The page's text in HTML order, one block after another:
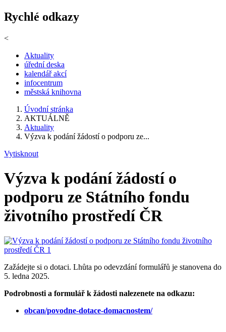
Rychlé odkazy
<
Aktuality
úřední deska
kalendář akcí
infocentrum
městská knihovna
Úvodní stránka
AKTUÁLNĚ
Aktuality
Výzva k podání žádostí o podporu ze...
Vytisknout
Výzva k podání žádostí o
podporu ze Státního fondu
životního prostředí ČR
Zažádejte si o dotaci. Lhůta po odevzdání formulářů je stanovena do
5. ledna 2025.
Podrobnosti a formulář k žádosti nalezenete na odkazu:
obcan/povodne-dotace-domacnostem/